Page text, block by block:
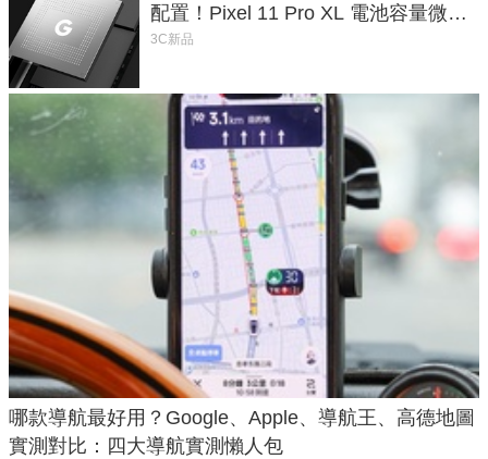
配置！Pixel 11 Pro XL 電池容量微降
1.6%
3C新品
哪款導航最好用？Google、Apple、導航王、高德地圖
實測對比：四大導航實測懶人包